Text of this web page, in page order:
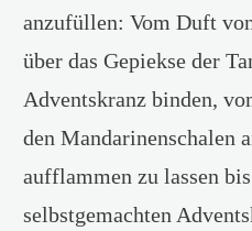
anzufüllen: Vom Duft
über das Gepiekse der
Adventskranz binden,
den Mandarinenschalen
aufflammen zu lassen
selbstgemachten